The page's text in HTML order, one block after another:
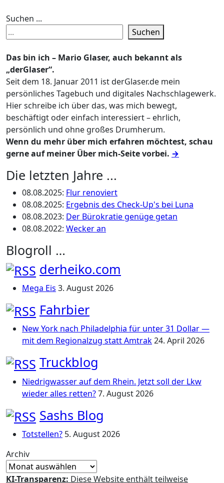
Suchen ...
Suchen
Das bin ich – Mario Glaser, auch bekannt als
„derGlaser“.
Seit dem 18. Januar 2011 ist derGlaser.de mein
persönliches Tagebuch und digitales Nachschlagewerk.
Hier schreibe ich über das, was mich bewegt,
beschäftigt oder einfach interessiert – ehrlich,
persönlich und ohne großes Drumherum.
Wenn du mehr über mich erfahren möchtest, schau
gerne auf meiner Über mich-Seite vorbei. →
Die letzten Jahre ...
08.08.2025: Flur renoviert
08.08.2025: Ergebnis des Check-Up's bei Luna
08.08.2023: Der Bürokratie genüge getan
08.08.2022: Wecker an
Blogroll …
derheiko.com
Mega Eis 3. August 2026
Fahrbier
New York nach Philadelphia für unter 31 Dollar —
mit dem Regionalzug statt Amtrak24. April 2026
Truckblog
Niedrigwasser auf dem Rhein. Jetzt soll der Lkw
wieder alles retten?7. August 2026
Sashs Blog
Totstellen? 5. August 2026
Archiv
KI-Transparenz: Diese Website enthält teilweise